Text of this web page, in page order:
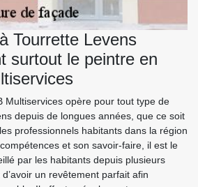
Tourrette Levens
surtout le peintre en
Multiservices opère pour tout type de
depuis de longues années, que ce soit
professionnels habitants dans la région
et son savoir-faire, il est le
par les habitants depuis plusieurs
un revêtement parfait afin